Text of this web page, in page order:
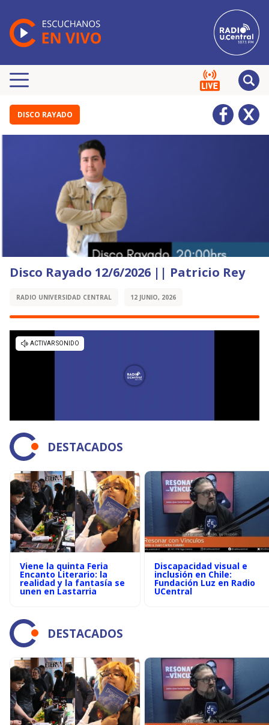
DISCO RAYADO
Disco Rayado 12/6/2026 || Patricio Rey
RADIO UNIVERSIDAD CENTRAL 12 JUNIO, 2026
DESTACADOS
Viene la quinta Feria
Encanto Literario: la
realidad y la fantasía se
unen en Lastarria
Discapacidad visual e
inclusión en Chile:
Fundación Luz en Radio
UCentral
DESTACADOS